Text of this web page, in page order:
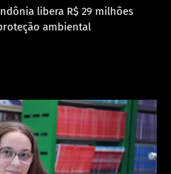
libera R$ 29 milhões
ambiental